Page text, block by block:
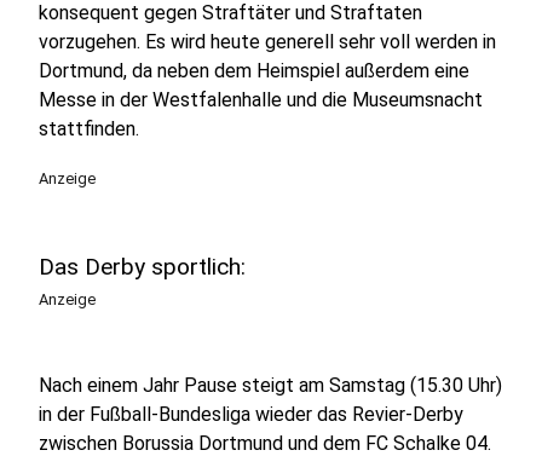
konsequent gegen Straftäter und Straftaten
vorzugehen. Es wird heute generell sehr voll werden in
Dortmund, da neben dem Heimspiel außerdem eine
Messe in der Westfalenhalle und die Museumsnacht
stattfinden.
Anzeige
Das Derby sportlich:
Anzeige
Nach einem Jahr Pause steigt am Samstag (15.30 Uhr)
in der Fußball-Bundesliga wieder das Revier-Derby
zwischen Borussia Dortmund und dem FC Schalke 04.